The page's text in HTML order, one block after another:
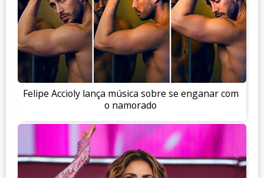
Felipe Accioly lança música sobre se enganar com
o namorado